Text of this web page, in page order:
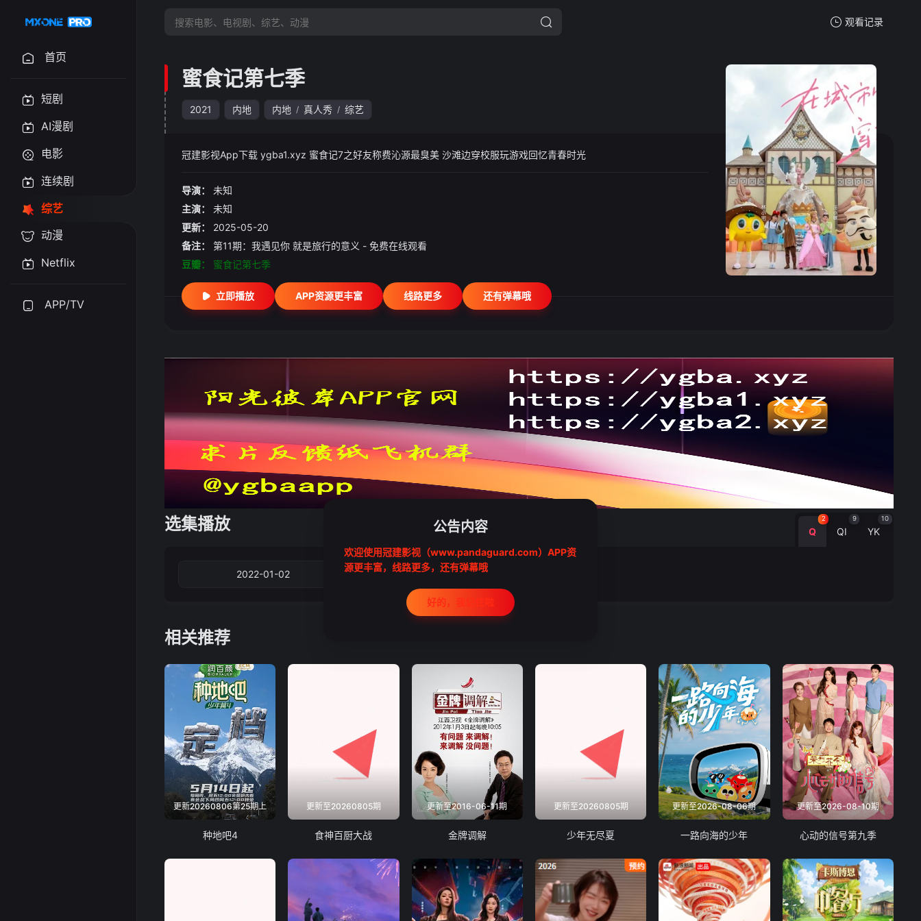
观看记录
暂无观看影片的记录
首页
短剧
AI漫剧
电影
连续剧
综艺
动漫
Netflix
APP/TV
蜜食记第七季
2021 内地 内地 / 真人秀 / 综艺
冠建影视App下载 ygba1.xyz 蜜食记7之好友称费沁源最臭美 沙滩边穿校服玩游戏回忆青春时光
导演：
未知
主演：
未知
更新：
2025-05-20
备注：
第11期：我遇见你 就是旅行的意义 - 免费在线观看
豆瓣：
蜜食记第七季
立即播放 APP资源更丰富 线路更多 还有弹幕哦
选集播放 Q
2
QI
9
YK
10
2022-01-02 2022-01-09
相关推荐
更新20260806第25期上
种地吧4
更新至20260805期
食神百厨大战
更新至2016-06-11期
金牌调解
更新至20260805期
少年无尽夏
更新至2026-08-06期
一路向海的少年
更新至2026-08-10期
心动的信号第九季
公告内容
欢迎使用冠建影视（www.pandaguard.com）APP资
源更丰富，线路更多，还有弹幕哦
好的，我记住啦